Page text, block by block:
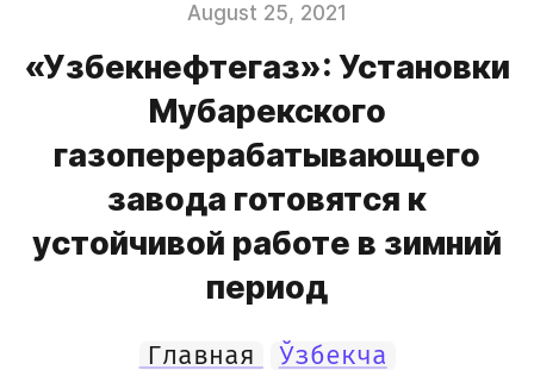
August 25, 2021
«Узбекнефтегаз»: Установки
Мубарекского
газоперерабатывающего
завода готовятся к
устойчивой работе в зимний
период
Главная Ўзбекча